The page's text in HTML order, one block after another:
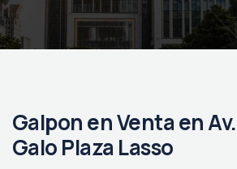
Galpon en Venta en Av.
Galo Plaza Lasso